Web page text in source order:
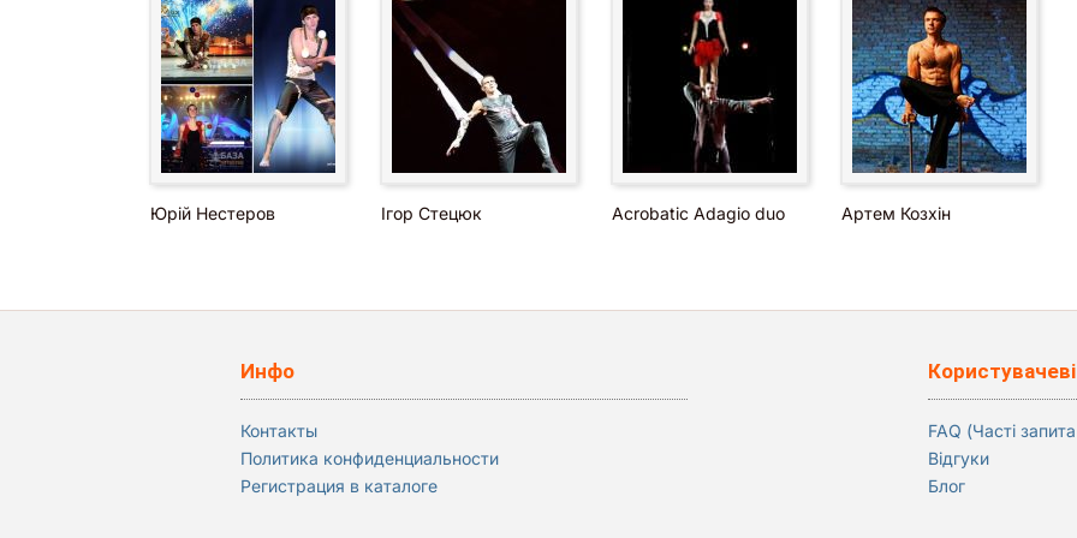
Юрій Нестеров Ігор Стецюк Acrobatic Adagio duo Артем Козхін
Инфо
Контакты
Политика конфиденциальности
Регистрация в каталоге
Користувачеві
FAQ (Часті
Відгуки
Блог